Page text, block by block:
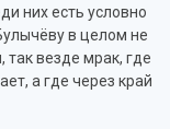
них есть условно
в целом не
везде мрак, где
а где через край